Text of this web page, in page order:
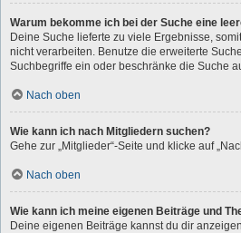
Warum bekomme ich bei der Suche eine
Deine Suche lieferte zu viele Ergebnisse,
nicht verarbeiten. Benutze die erweiterte
Suchbegriffe ein oder beschränke die Suche
Nach oben
Wie kann ich nach Mitgliedern suchen?
Gehe zur „Mitglieder“-Seite und klicke auf
Nach oben
Wie kann ich meine eigenen Beiträge und
Deine eigenen Beiträge kannst du dir